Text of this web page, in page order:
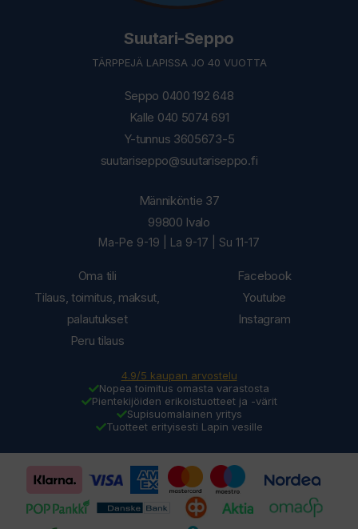
Suutari-Seppo
TÄRPPEJÄ LAPISSA JO 40 VUOTTA
Seppo 0400 192 648
Kalle 040 5074 691
Y-tunnus 3605673-5
suutariseppo@suutariseppo.fi
Oma tili
Tilaus, toimitus, maksut,
palautukset
Peru tilaus
Männiköntie 37
99800 Ivalo
Ma-Pe 9-19 | La 9-17 | Su 11-17
Facebook
Youtube
Instagram
4.9/5 kaupan arvostelu
Nopea toimitus omasta varastosta
Pientekijöiden erikoistuotteet ja -värit
Supisuomalainen yritys
Tuotteet erityisesti Lapin vesille